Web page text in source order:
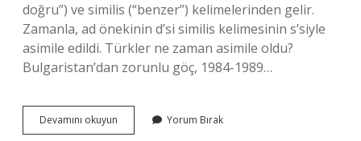
doğru”) ve similis (“benzer”) kelimelerinden gelir.
Zamanla, ad önekinin d’si similis kelimesinin s’siyle
asimile edildi. Türkler ne zaman asimile oldu?
Bulgaristan’dan zorunlu göç, 1984-1989…
Devamını okuyun
Millet
Yorum Bırak